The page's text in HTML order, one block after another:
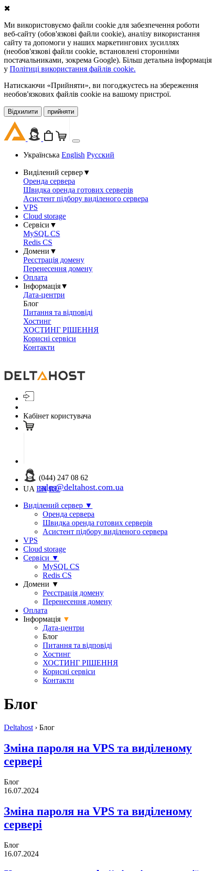
✖
Ми використовуємо файли cookie для забезпечення роботи
веб-сайту (обов'язкові файли cookie), аналізу використання
сайту та допомоги у наших маркетингових зусиллях
(необов'язкові файли cookie, встановлені сторонніми
постачальниками, зокрема Google). Більш детальна інформація
у Політиці використання файлів cookie.
Натискаючи «Прийняти», ви погоджуєтесь на збереження
необов'язкових файлів cookie на вашому пристрої.
Відхилити прийняти
Українська English Русский
Виділений сервер▼
Оренда сервера
Швидка оренда готових серверів
Асистент підбору виділеного сервера
VPS
Cloud storage
Сервіси ▼
MySQL CS
Redis CS
Домени ▼
Реєстрація домену
Перенесення домену
Оплата
Інформація▼
Дата-центри
Блог
Питання та відповіді
Хостинг
ХОСТИНГ РІШЕННЯ
Корисні сервіси
Контакти
Кабінет користувача
(044) 247 08 62
sales@deltahost.com.ua
UA EN RU
Виділений сервер ▼
Оренда сервера
Швидка оренда готових серверів
Асистент підбору виділеного сервера
VPS
Cloud storage
Сервіси ▼
MySQL CS
Redis CS
Домени ▼
Реєстрація домену
Перенесення домену
Оплата
Інформація ▼
Дата-центри
Блог
Питання та відповіді
Хостинг
ХОСТИНГ РІШЕННЯ
Корисні сервіси
Контакти
Блог
Deltahost› Блог
Зміна пароля на VPS та виділеному
сервері
Блог
16.07.2024
Зміна пароля на VPS та виділеному
сервері
Блог
16.07.2024